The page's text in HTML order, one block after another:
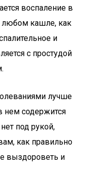
воспаление в
любом кашле, как
и
с простудой
лучше
нем содержится
под рукой,
как правильно
выздороветь и